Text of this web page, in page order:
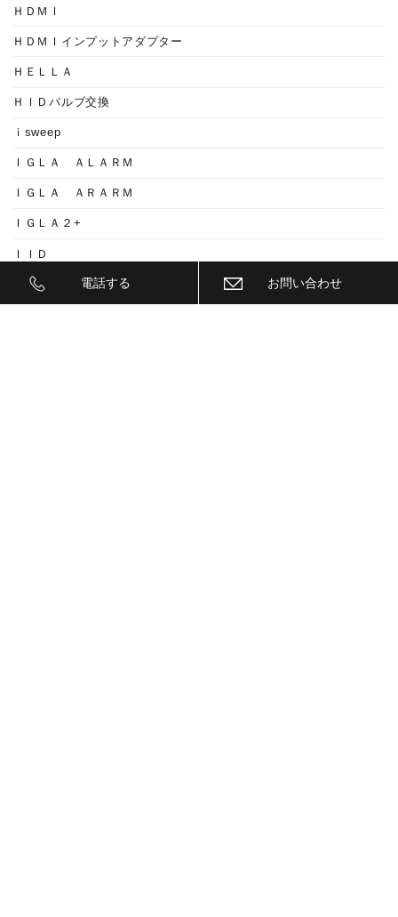
ＨＤＭＩ
ＨＤＭＩインプットアダプター
ＨＥＬＬＡ
ＨＩＤバルブ交換
ｉsweep
ＩＧＬＡ ＡＬＡＲＭ
ＩＧＬＡ ＡＲＡＲＭ
ＩＧＬＡ２+
ＩＩＤ
ＩＮＮＯ 電話する お問い合わせ